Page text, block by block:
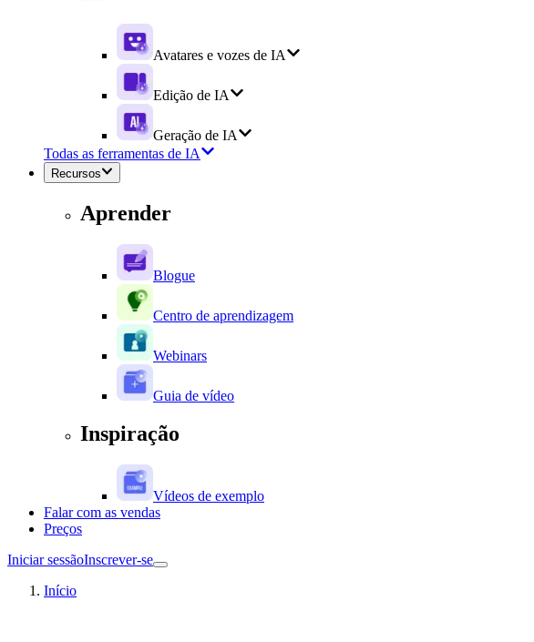
Avatares e vozes de IA
Edição de IA
Geração de IA
Todas as ferramentas de IA
Recursos
Aprender
Blogue
Centro de aprendizagem
Webinars
Guia de vídeo
Inspiração
Vídeos de exemplo
Falar com as vendas
Preços
Iniciar sessãoInscrever-se
Início